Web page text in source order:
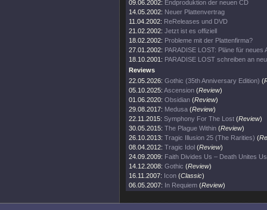
09.06.2002: Endproduktion der neuen CD
14.05.2002: Neuer Plattenvertrag
11.04.2002: ReReleases und DVD
21.02.2002: Jetzt ist es offiziell
18.02.2002: Probleme mit der Plattenfirma?
27.01.2002: PARADISE LOST: Pläne für neues
18.10.2001: PARADISE LOST schreiben an
Reviews
22.05.2026: Gothic (35th Anniversary Edition) (
05.10.2025: Ascension (Review)
01.06.2020: Obsidian (Review)
29.08.2017: Medusa (Review)
22.11.2015: Symphony For The Lost (Review)
30.05.2015: The Plague Within (Review)
26.10.2013: Tragic Illusion 25 (The Rarities) (
08.04.2012: Tragic Idol (Review)
24.09.2009: Faith Divides Us – Death Unites Us
14.12.2008: Gothic (Review)
16.11.2007: Icon (Classic)
06.05.2007: In Requiem (Review)